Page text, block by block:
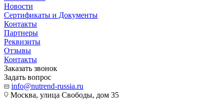
Новости
Сертификаты и Документы
Контакты
Партнеры
Реквизиты
Отзывы
Контакты
Заказать звонок
Задать вопрос
info@nutrend-russia.ru
Москва, улица Свободы, дом 35